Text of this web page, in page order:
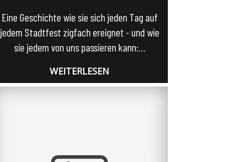
Eine Geschichte wie sie sich jeden Tag auf
jedem Stadtfest zigfach ereignet - und wie
sie jedem von uns passieren kann:…
WEITERLESEN